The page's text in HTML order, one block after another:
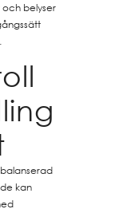
belyser
kan